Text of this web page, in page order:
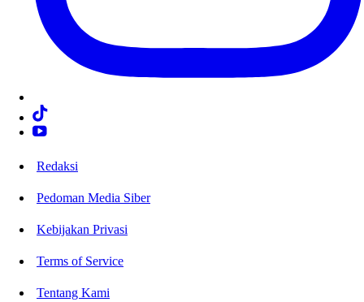
Redaksi
Pedoman Media Siber
Kebijakan Privasi
Terms of Service
Tentang Kami